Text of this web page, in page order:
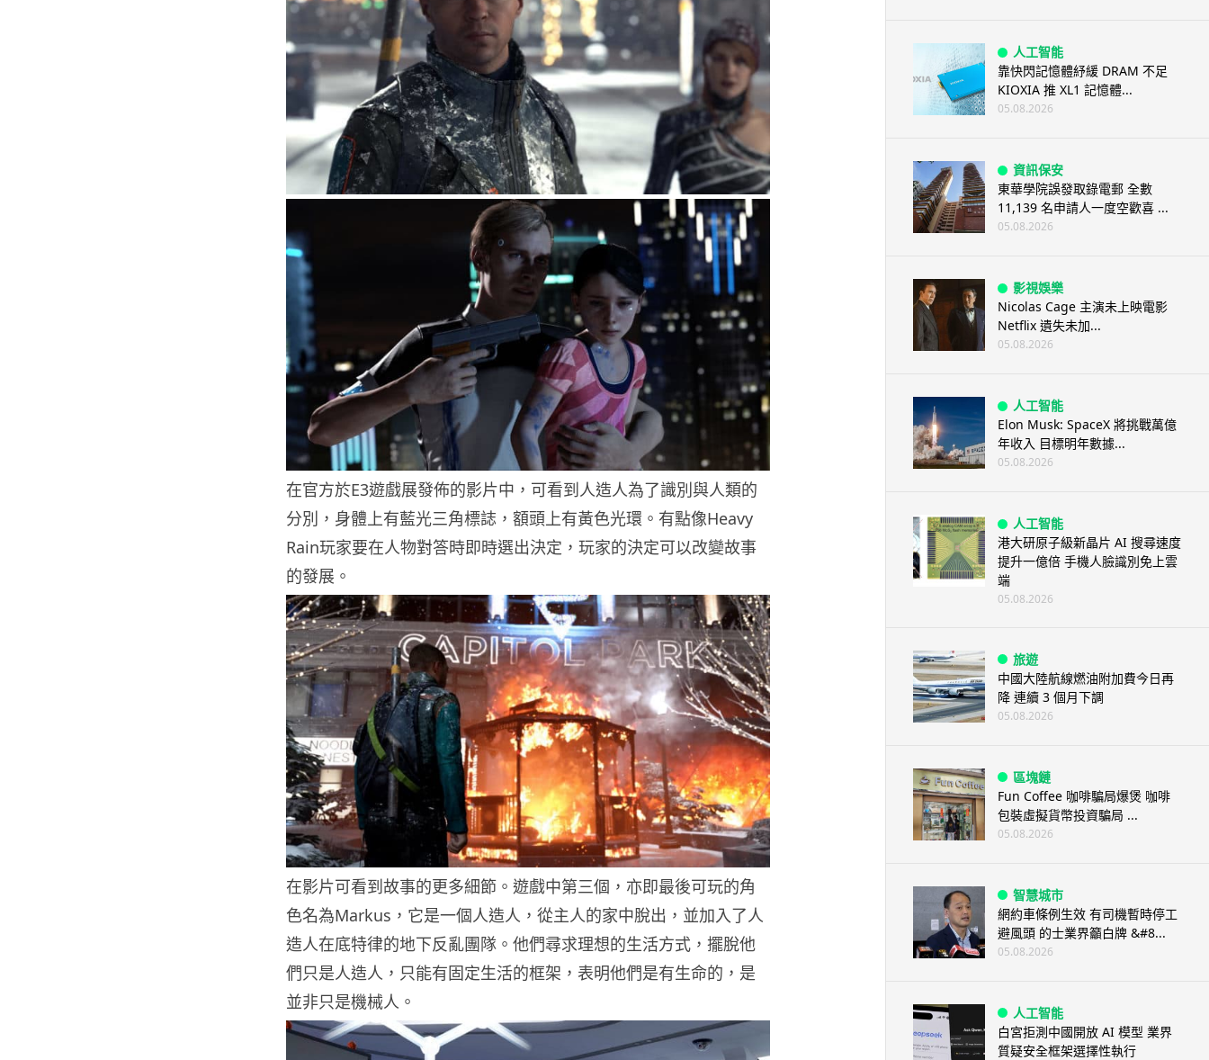
在官方於E3遊戲展發佈的影片中，可看到人造人為了識別與人類的
分別，身體上有藍光三角標誌，額頭上有黃色光環。有點像Heavy
Rain玩家要在人物對答時即時選出決定，玩家的決定可以改變故事
的發展。
在影片可看到故事的更多細節。遊戲中第三個，亦即最後可玩的角
色名為Markus，它是一個人造人，從主人的家中脫出，並加入了人
造人在底特律的地下反亂團隊。他們尋求理想的生活方式，擺脫他
們只是人造人，只能有固定生活的框架，表明他們是有生命的，是
並非只是機械人。
人工智能
靠快閃記憶體紓緩 DRAM 不足
KIOXIA 推 XL1 記憶體...
05.08.2026
資訊保安
東華學院誤發取錄電郵 全數
11,139 名申請人一度空歡喜 ...
05.08.2026
影視娛樂
Nicolas Cage 主演未上映電影
Netflix 遺失未加...
05.08.2026
人工智能
Elon Musk: SpaceX 將挑戰萬億
年收入 目標明年數據...
05.08.2026
人工智能
港大研原子級新晶片 AI 搜尋速度
提升一億倍 手機人臉識別免上雲
端
05.08.2026
旅遊
中國大陸航線燃油附加費今日再
降 連續 3 個月下調
05.08.2026
區塊鏈
Fun Coffee 咖啡騙局爆煲 咖啡
包裝虛擬貨幣投資騙局 ...
05.08.2026
智慧城市
網約車條例生效 有司機暫時停工
避風頭 的士業界籲白牌 &#8...
05.08.2026
人工智能
白宮拒測中國開放 AI 模型 業界
質疑安全框架選擇性執行